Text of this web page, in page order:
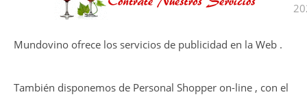
Mundovino ofrece los servicios de publicidad en la Web .
También disponemos de Personal Shopper on-line , con el